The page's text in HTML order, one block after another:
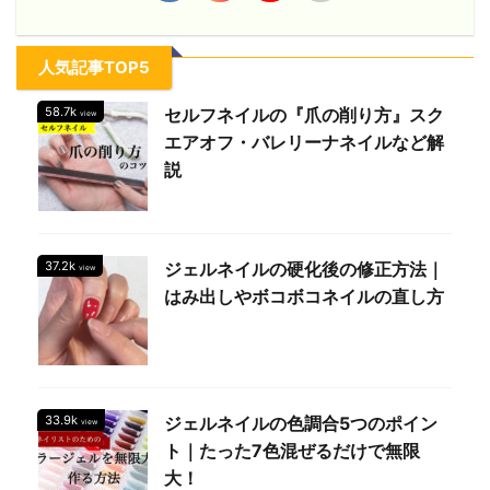
人気記事TOP5
58.7k view
セルフネイルの『爪の削り方』スク
エアオフ・バレリーナネイルなど解
説
37.2k view
ジェルネイルの硬化後の修正方法｜
はみ出しやボコボコネイルの直し方
33.9k view
ジェルネイルの色調合5つのポイン
ト｜たった7色混ぜるだけで無限
大！